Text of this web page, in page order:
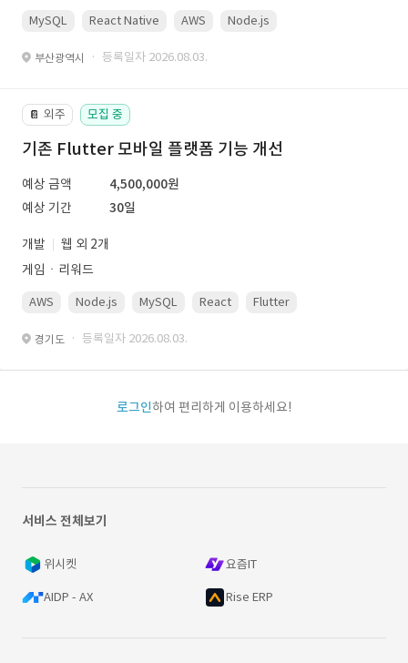
MySQL React Native AWS Node.js
부산광역시 · 등록일자 2026.08.03.
📔 외주 모집 중
기존 Flutter 모바일 플랫폼 기능 개선
예상 금액
4,500,000원
예상 기간
30일
개발
웹 외 2개
게임ㆍ리워드
AWS Node.js MySQL React Flutter
경기도 · 등록일자 2026.08.03.
로그인하여 편리하게 이용하세요!
서비스 전체보기
위시켓 요즘IT
AIDP - AX Rise ERP